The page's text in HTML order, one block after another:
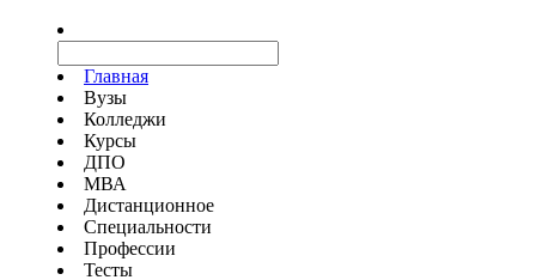
Главная
Вузы
Колледжи
Курсы
ДПО
МВА
Дистанционное
Специальности
Профессии
Тесты